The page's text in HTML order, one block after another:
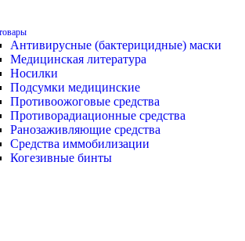
Антивирусные (бактерицидные) маски
Медицинская литература
Носилки
Подсумки медицинские
Противоожоговые средства
Противорадиационные средства
Ранозаживляющие средства
Средства иммобилизации
Когезивные бинты